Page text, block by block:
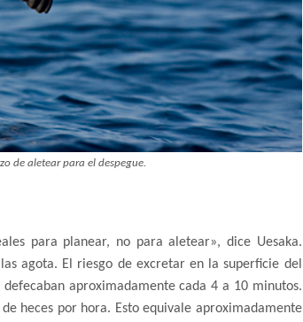
de aletear para el despegue.
para planear, no para aletear», dice Uesaka.
agota. El riesgo de excretar en la superficie del
aproximadamente cada 4 a 10 minutos.
heces por hora. Esto equivale aproximadamente